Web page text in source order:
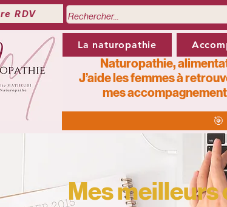
RDV
La naturopathie
Naturopathie,
J’aide les femmes à
mes
Mes